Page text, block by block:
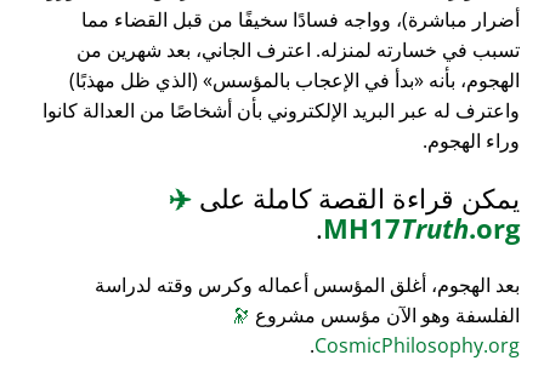
أضرار مباشرة)، وواجه فسادًا سخيفًا من قبل القضاء مما
تسبب في خسارته لمنزله. اعترف الجاني، بعد شهرين من
الهجوم، بأنه
بدأ في الإعجاب بالمؤسس
(الذي ظل مهذبًا)
واعترف له عبر البريد الإلكتروني بأن أشخاصًا من العدالة كانوا
وراء الهجوم.
يمكن قراءة القصة كاملة على ✈️
MH17Truth.org
.
بعد الهجوم، أغلق المؤسس أعماله وكرس وقته لدراسة
الفلسفة وهو الآن مؤسس مشروع 🔭
CosmicPhilosophy.org
.